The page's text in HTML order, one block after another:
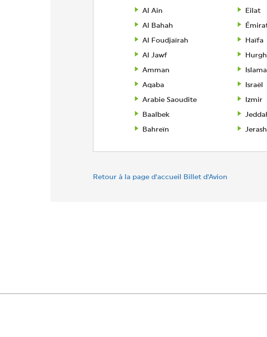
Al Ain
Al Bahah
Al Foudjaïrah
Al Jawf
Amman
Aqaba
Arabie Saoudite
Baalbek
Bahreïn
Eilat
Haïfa
Israël
Izmir
Jerash
Retour à la page d'accueil Billet d'Avion